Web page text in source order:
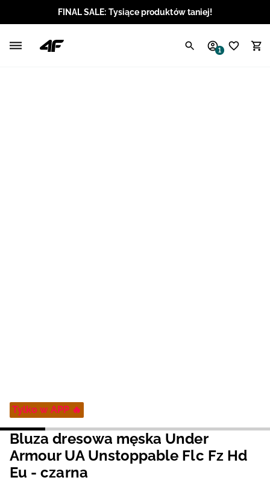
FINAL SALE: Tysiące produktów taniej!
1
Tylko w APP 🔥
Bluza dresowa męska Under
Armour UA Unstoppable Flc Fz Hd
Eu - czarna